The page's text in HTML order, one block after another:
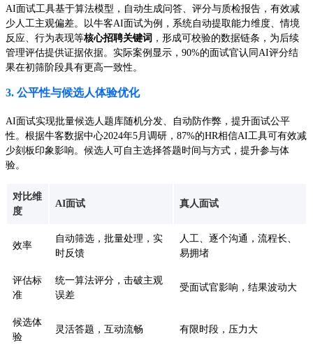
AI面试工具基于算法模型，自动生成问答、评分与质检报告，有效减
少人工主观偏差。以牛客AI面试为例，系统自动提取能力维度、情境
反应、行为表现等核心招聘关键词 ，形成可校验的数据链条，为后续
管理评估提供证据依据。实际案例显示，90%的面试官认同AI评分结
果在初筛阶段具有更高一致性。
3. 公平性与候选人体验优化
AI面试实现批量候选人题库随机分发、自动防作弊，提升面试公平
性。根据牛客数据中心2024年5月调研，87%的HR相信AI工具可有效减
少刻板印象影响。候选人可自主选择答题时间与方式，提升参与体
验。
对比维
度
AI面试 真人面试
效率
自动筛选，批量处理，实
时反馈
人工、逐个沟通，流程长、
易拥堵
评估标
准
统一算法评分，击破主观
误差
受面试官影响，结果波动大
候选体
验
灵活答题，互动流畅 有限时段，压力大